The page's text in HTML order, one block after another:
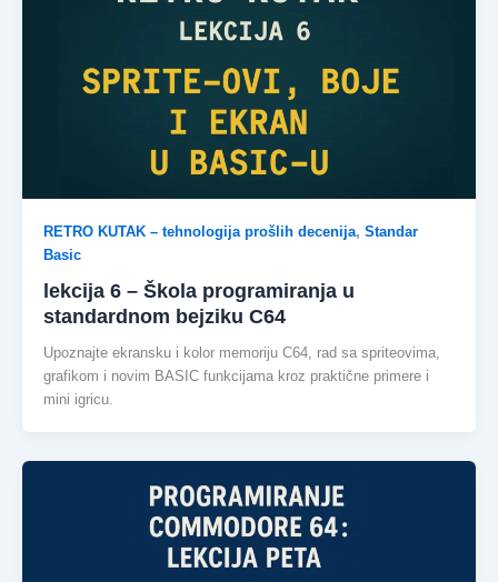
RETRO KUTAK – tehnologija prošlih decenija, Standar
Basic
lekcija 6 – Škola programiranja u
standardnom bejziku C64
Upoznajte ekransku i kolor memoriju C64, rad sa spriteovima,
grafikom i novim BASIC funkcijama kroz praktične primere i
mini igricu.